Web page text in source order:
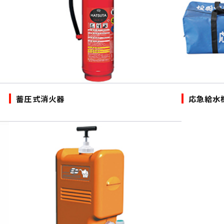
蓄圧式消火器 応急給水